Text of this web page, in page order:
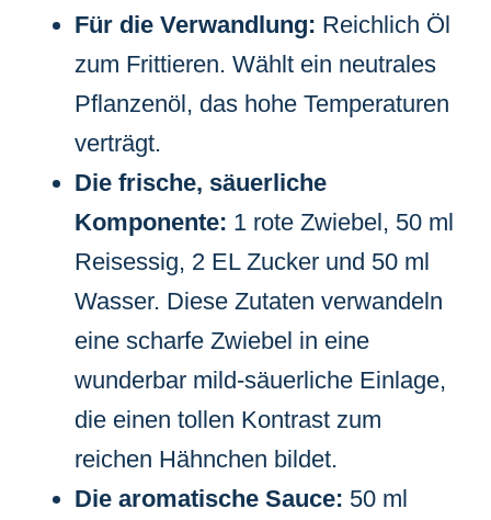
Für die Verwandlung: Reichlich Öl
zum Frittieren. Wählt ein neutrales
Pflanzenöl, das hohe Temperaturen
verträgt.
Die frische, säuerliche
Komponente: 1 rote Zwiebel, 50 ml
Reisessig, 2 EL Zucker und 50 ml
Wasser. Diese Zutaten verwandeln
eine scharfe Zwiebel in eine
wunderbar mild-säuerliche Einlage,
die einen tollen Kontrast zum
reichen Hähnchen bildet.
Die aromatische Sauce: 50 ml